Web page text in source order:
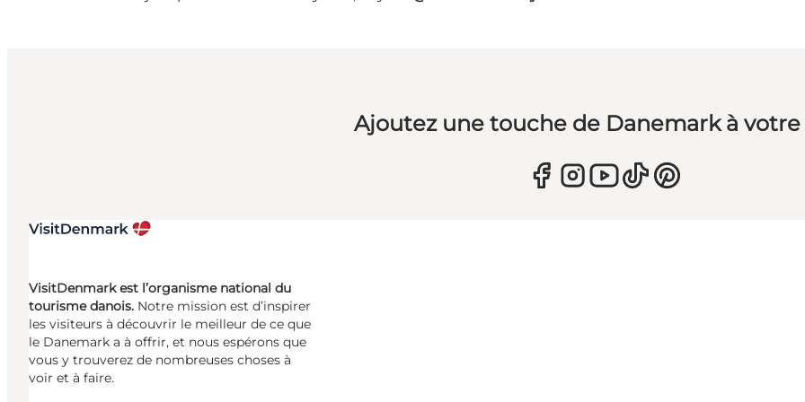
Ajoutez une touche de Danemark à
VisitDenmark est l’organisme national du
tourisme danois. Notre mission est d’inspirer
les visiteurs à découvrir le meilleur de ce que
le Danemark a à offrir, et nous espérons que
vous y trouverez de nombreuses choses à
voir et à faire.